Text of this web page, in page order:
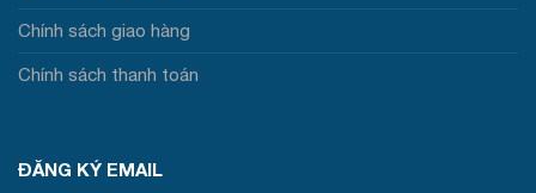
Chính sách giao hàng
Chính sách thanh toán
ĐĂNG KÝ EMAIL